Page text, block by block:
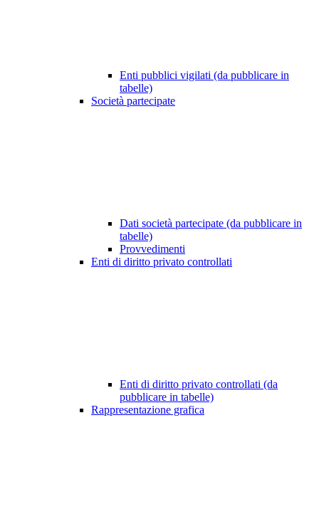
Enti pubblici vigilati (da pubblicare in
tabelle)
Società partecipate
Dati società partecipate (da pubblicare in
tabelle)
Provvedimenti
Enti di diritto privato controllati
Enti di diritto privato controllati (da
pubblicare in tabelle)
Rappresentazione grafica